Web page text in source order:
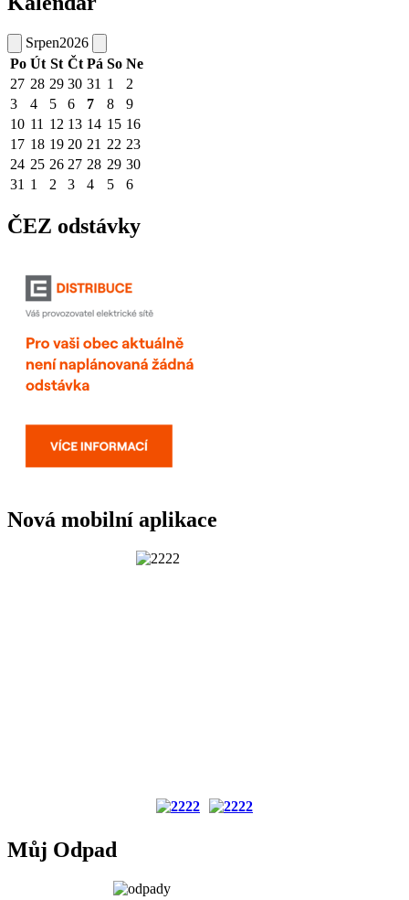
Srpen2026
Po Út St Čt Pá So Ne
27 28 29 30 31 1
2
3
4 5 6 7 8
9
10 11 12 13 14 15 16
17 18 19 20 21 22 23
24 25 26 27 28 29 30
31 1 2 3 4 5 6
ČEZ odstávky
Nová mobilní aplikace
Můj Odpad